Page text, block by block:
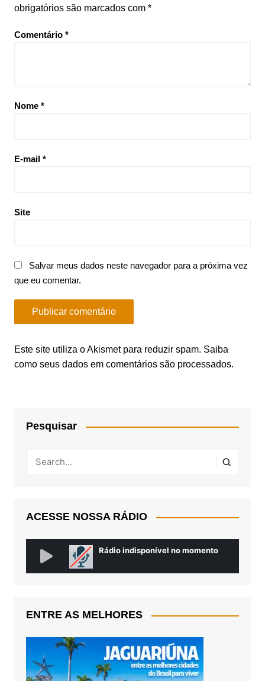
obrigatórios são marcados com *
Comentário *
Nome *
E-mail *
Site
Salvar meus dados neste navegador para a próxima vez
que eu comentar.
Este site utiliza o Akismet para reduzir spam. Saiba
como seus dados em comentários são processados.
Pesquisar
ACESSE NOSSA RÁDIO
ENTRE AS MELHORES